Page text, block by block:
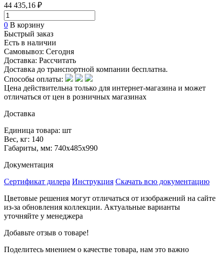
44 435,16 ₽
0 В корзину
Быстрый заказ
Есть в наличии
Самовывоз: Сегодня
Доставка: Рассчитать
Доставка до транспортной компании бесплатна.
Способы оплаты:
Цена действительна только для интернет-магазина и может
отличаться от цен в розничных магазинах
Доставка
Единица товара: шт
Вес, кг: 140
Габариты, мм: 740х485х990
Документация
Сертификат дилера Инструкция Скачать всю документацию
Цветовые решения могут отличаться от изображений на сайте
из-за обновления коллекции. Актуальные варианты
уточняйте у менеджера
Добавьте отзыв о товаре!
Поделитесь мнением о качестве товара, нам это важно